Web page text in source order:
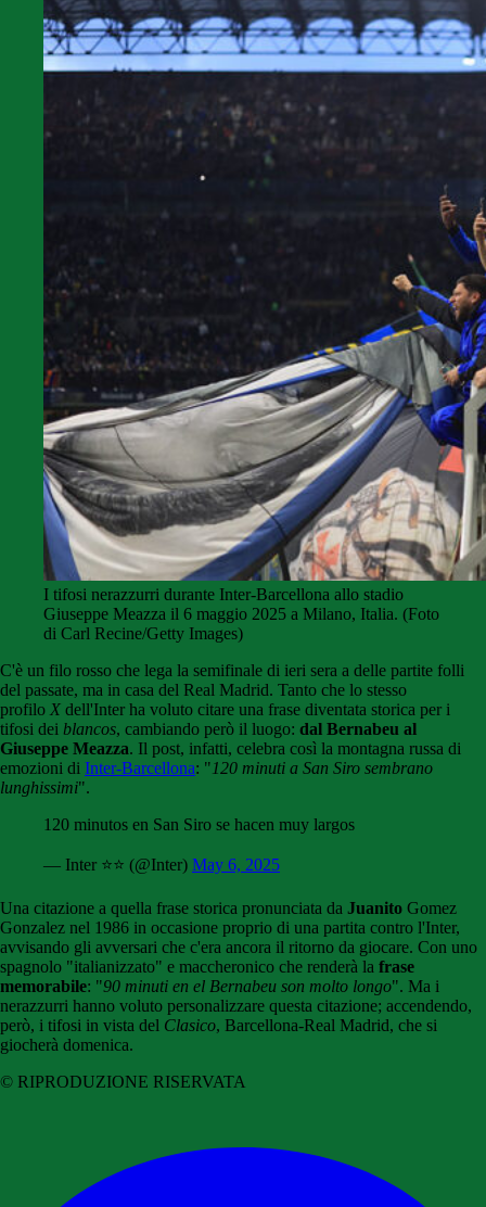
I tifosi nerazzurri durante Inter-Barcellona allo stadio
Giuseppe Meazza il 6 maggio 2025 a Milano, Italia. (Foto
di Carl Recine/Getty Images)
C'è un filo rosso che lega la semifinale di ieri sera a delle partite folli
del passate, ma in casa del Real Madrid. Tanto che lo stesso
profilo X dell'Inter ha voluto citare una frase diventata storica per i
tifosi dei blancos, cambiando però il luogo: dal Bernabeu al
Giuseppe Meazza. Il post, infatti, celebra così la montagna russa di
emozioni di Inter-Barcellona: "120 minuti a San Siro sembrano
lunghissimi".
120 minutos en San Siro se hacen muy largos
— Inter ⭐⭐ (@Inter) May 6, 2025
Una citazione a quella frase storica pronunciata da Juanito Gomez
Gonzalez nel 1986 in occasione proprio di una partita contro l'Inter,
avvisando gli avversari che c'era ancora il ritorno da giocare. Con uno
spagnolo "italianizzato" e maccheronico che renderà la frase
memorabile: "90 minuti en el Bernabeu son molto longo". Ma i
nerazzurri hanno voluto personalizzare questa citazione; accendendo,
però, i tifosi in vista del Clasico, Barcellona-Real Madrid, che si
giocherà domenica.
© RIPRODUZIONE RISERVATA